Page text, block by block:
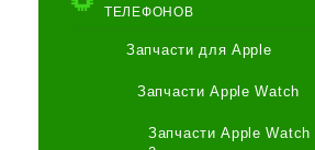
ТЕЛЕФОНОВ
Запчасти для Apple
Запчасти Apple Watch
Запчасти Apple Watch